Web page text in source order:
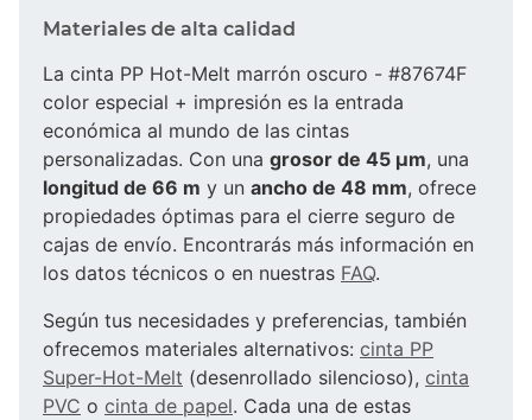
Materiales de alta calidad
La cinta PP Hot-Melt marrón oscuro - #87674F
color especial + impresión es la entrada
económica al mundo de las cintas
personalizadas. Con una grosor de 45 µm, una
longitud de 66 m y un ancho de 48 mm, ofrece
propiedades óptimas para el cierre seguro de
cajas de envío. Encontrarás más información en
los datos técnicos o en nuestras FAQ.
Según tus necesidades y preferencias, también
ofrecemos materiales alternativos: cinta PP
Super-Hot-Melt (desenrollado silencioso), cinta
PVC o cinta de papel. Cada una de estas